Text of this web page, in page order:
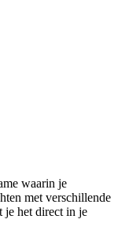
waarin je
met verschillende
je het direct in je